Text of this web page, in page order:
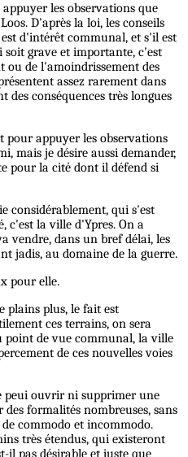
appuyer les observations que
D'après la loi, les conseils
d'intérêt communal, et s'il est
grave et importante, c'est
ou de l'amoindrissement des
assez rarement dans
conséquences très longues
pour appuyer les observations
mais je désire aussi demander,
pour la cité dont il défend si
considérablement, qui s'est
c'est la ville d'Ypres. On a
vendre, dans un bref délai, les
jadis, au domaine de la guerre.
pour elle.
plains plus, le fait est
ces terrains, on sera
point de vue communal, la ville
de ces nouvelles voies
peui ouvrir ni supprimer une
formalités nombreuses, sans
commodo et incommodo.
très étendus, qui existeront
il pas désirable et juste que